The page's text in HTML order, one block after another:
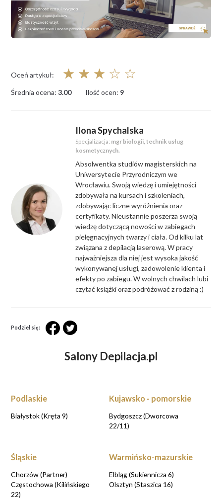
Oceń artykuł: ☆ ☆ ☆ ☆ ☆
Średnia ocena: 3.00 Ilość ocen: 9
Ilona Spychalska
Specjalizacja: mgr biologii, technik usług
kosmetycznych.
Absolwentka studiów magisterskich na
Uniwersytecie Przyrodniczym we
Wrocławiu. Swoją wiedzę i umiejętności
zdobywała na kursach i szkoleniach,
zdobywając liczne wyróżnienia oraz
certyfikaty. Nieustannie poszerza swoją
wiedzę dotyczącą nowości w zabiegach
pielęgnacyjnych twarzy i ciała. Od kilku lat
związana z depilacją laserową. W pracy
najważniejsza dla niej jest wysoka jakość
wykonywanej usługi, zadowolenie klienta i
efekty po zabiegu. W wolnych chwilach lubi
czytać książki oraz podróżować z rodziną :)
Podziel się:
Salony Depilacja.pl
Podlaskie
Białystok (Kręta 9)
Kujawsko - pomorskie
Bydgoszcz (Dworcowa
22/11)
Śląskie
Chorzów (Partner)
Częstochowa (Kilińskiego
22)
Warmińsko-mazurskie
Elbląg (Sukiennicza 6)
Olsztyn (Staszica 16)